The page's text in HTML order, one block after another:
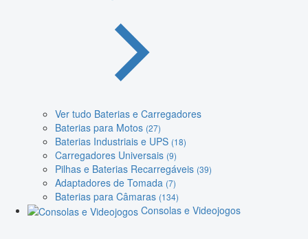
Ver tudo Baterias e Carregadores
Baterias para Motos (27)
Baterias Industriais e UPS (18)
Carregadores Universais (9)
Pilhas e Baterias Recarregáveis (39)
Adaptadores de Tomada (7)
Baterias para Câmaras (134)
Consolas e Videojogos